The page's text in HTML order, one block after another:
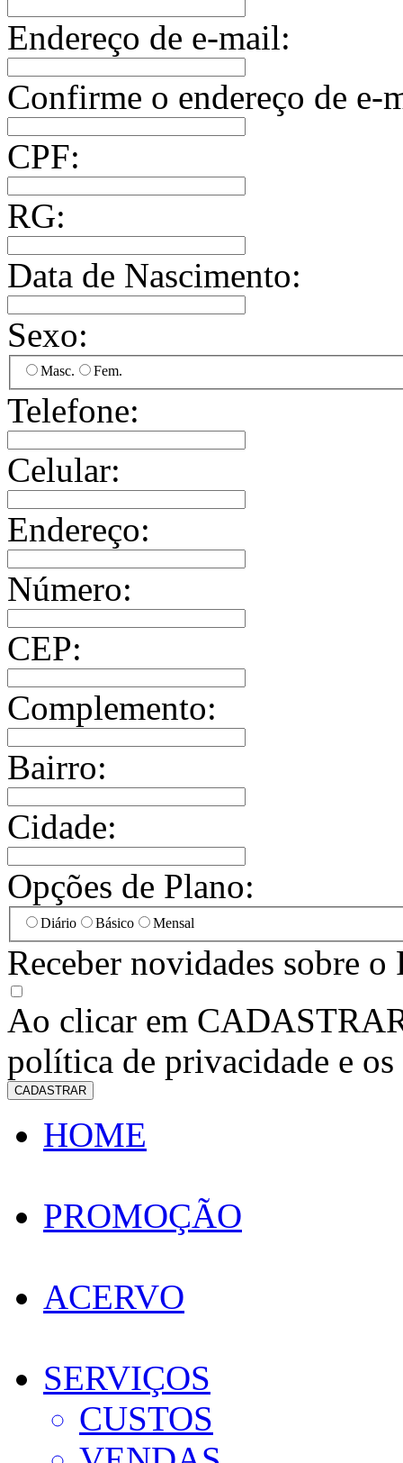
Endereço de e-mail:
Confirme o endereço de e-
CPF:
RG:
Data de Nascimento:
Sexo:
Masc. Fem.
Telefone:
Celular:
Endereço:
Número:
CEP:
Complemento:
Bairro:
Cidade:
Opções de Plano:
Diário Básico Mensal
Receber novidades sobre
Ao clicar em
política de privacidade e os
CADASTRAR
HOME
PROMOÇÃO
ACERVO
SERVIÇOS
CUSTOS